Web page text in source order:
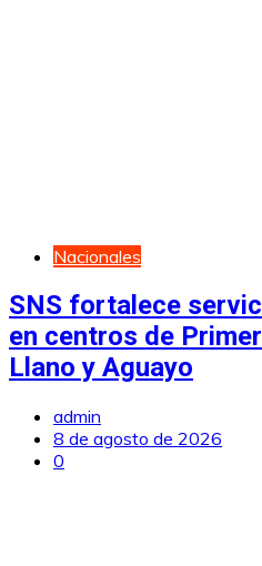
Nacionales
SNS fortalece
en centros de
Llano y Aguayo
admin
8 de agosto de 2026
0